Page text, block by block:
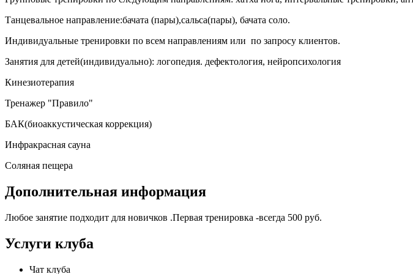
Танцевальное направление:бачата (пары),сальса(пары), бачата соло.
Индивидуальные тренировки по всем направлениям или по запросу клиентов.
Занятия для детей(индивидуально): логопедия. дефектология, нейропсихология
Кинезиотерапия
Тренажер "Правило"
БАК(биоаккустическая коррекция)
Инфракрасная сауна
Соляная пещера
Дополнительная информация
Любое занятие подходит для новичков .Первая тренировка -всегда 500 руб.
Услуги клуба
Чат клуба